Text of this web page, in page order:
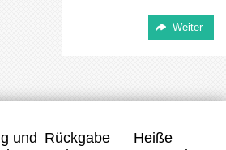
und Rückgabe
Heiße